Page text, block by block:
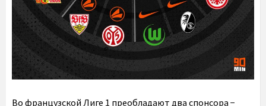
Во французской Лиге 1 преобладают два спонсора −